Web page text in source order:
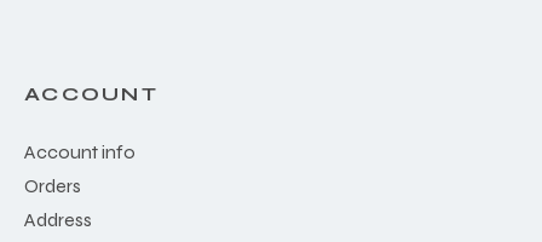
ACCOUNT
Account info
Orders
Address